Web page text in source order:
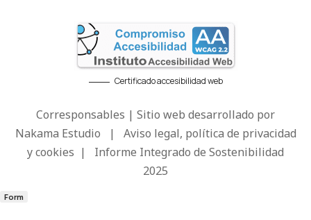
Certificado accesibilidad web
Corresponsables | Sitio web desarrollado por
Nakama Estudio | Aviso legal, política de privacidad
y cookies | Informe Integrado de Sostenibilidad
2025
Form